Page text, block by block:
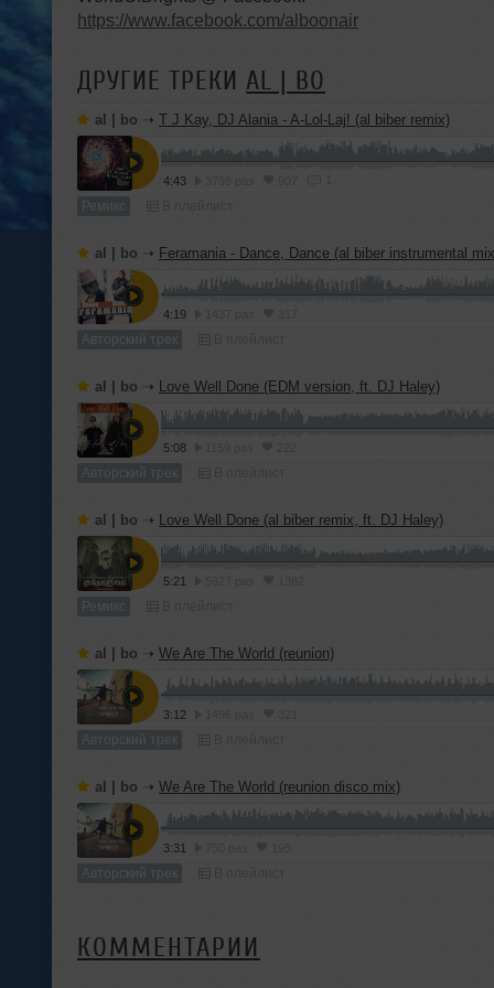
https://www.facebook.com/alboonair
ДРУГИЕ ТРЕКИ AL | BO
al | bo ➝ T J Kay, DJ Alania - A-Lol-Laj! (al biber remix)
4:43
Ремикс
al | bo ➝ Feramania - Dance, Dance (al biber instrumental
4:19
Авторский трек
al | bo ➝ Love Well Done (EDM version, ft. DJ Haley)
5:08
Авторский трек
al | bo ➝ Love Well Done (al biber remix, ft. DJ Haley)
5:21
Ремикс
al | bo ➝ We Are The World (reunion)
3:12
Авторский трек
al | bo ➝ We Are The World (reunion disco mix)
3:31
Авторский трек
КОММЕНТАРИИ